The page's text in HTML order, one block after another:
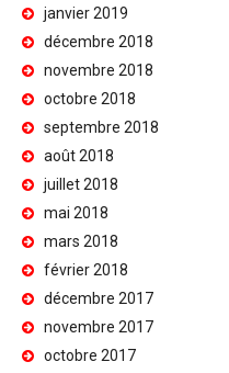
janvier 2019
décembre 2018
novembre 2018
octobre 2018
septembre 2018
août 2018
juillet 2018
mai 2018
mars 2018
février 2018
décembre 2017
novembre 2017
octobre 2017